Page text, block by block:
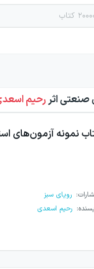
صنعتیاثررحیم
نمونه آزمون‌های
: رویای سبز
: رحیم اسعدی